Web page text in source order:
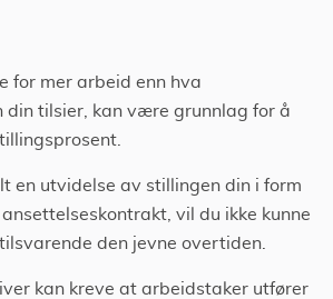
for mer arbeid enn hva
din tilsier, kan være grunnlag for å
en utvidelse av stillingen din i form
vil du ikke kunne
den jevne overtiden.
kan kreve at arbeidstaker utfører